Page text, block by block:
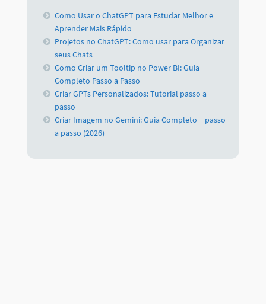
Como Usar o ChatGPT para Estudar Melhor e
Aprender Mais Rápido
Projetos no ChatGPT: Como usar para Organizar
seus Chats
Como Criar um Tooltip no Power BI: Guia
Completo Passo a Passo
Criar GPTs Personalizados: Tutorial passo a
passo
Criar Imagem no Gemini: Guia Completo + passo
a passo (2026)